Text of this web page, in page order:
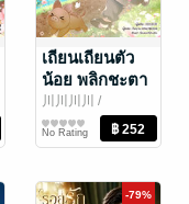
เถียนเถียนตัว
น้อย พลิกชะตา
นำพาหมู่บ้านสู่
ความรุ่งโรจน์
เล่ม 10
川川川川 /
Onlybook
นิยายรัก
No Rating
-79%